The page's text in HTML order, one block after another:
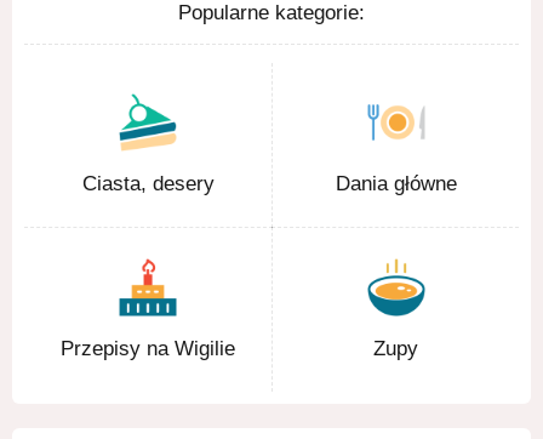
Popularne kategorie:
Ciasta, desery Dania główne
Przepisy na Wigilie Zupy